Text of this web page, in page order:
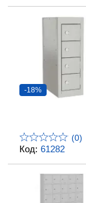
Код: 61282
-18%
(0)